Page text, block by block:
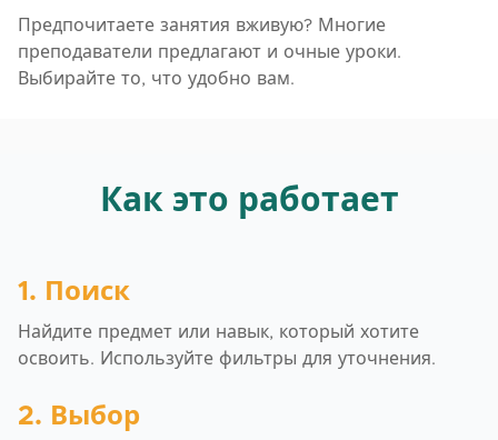
Предпочитаете занятия вживую? Многие
преподаватели предлагают и очные уроки.
Выбирайте то, что удобно вам.
Как это работает
1. Поиск
Найдите предмет или навык, который хотите
освоить. Используйте фильтры для уточнения.
2. Выбор